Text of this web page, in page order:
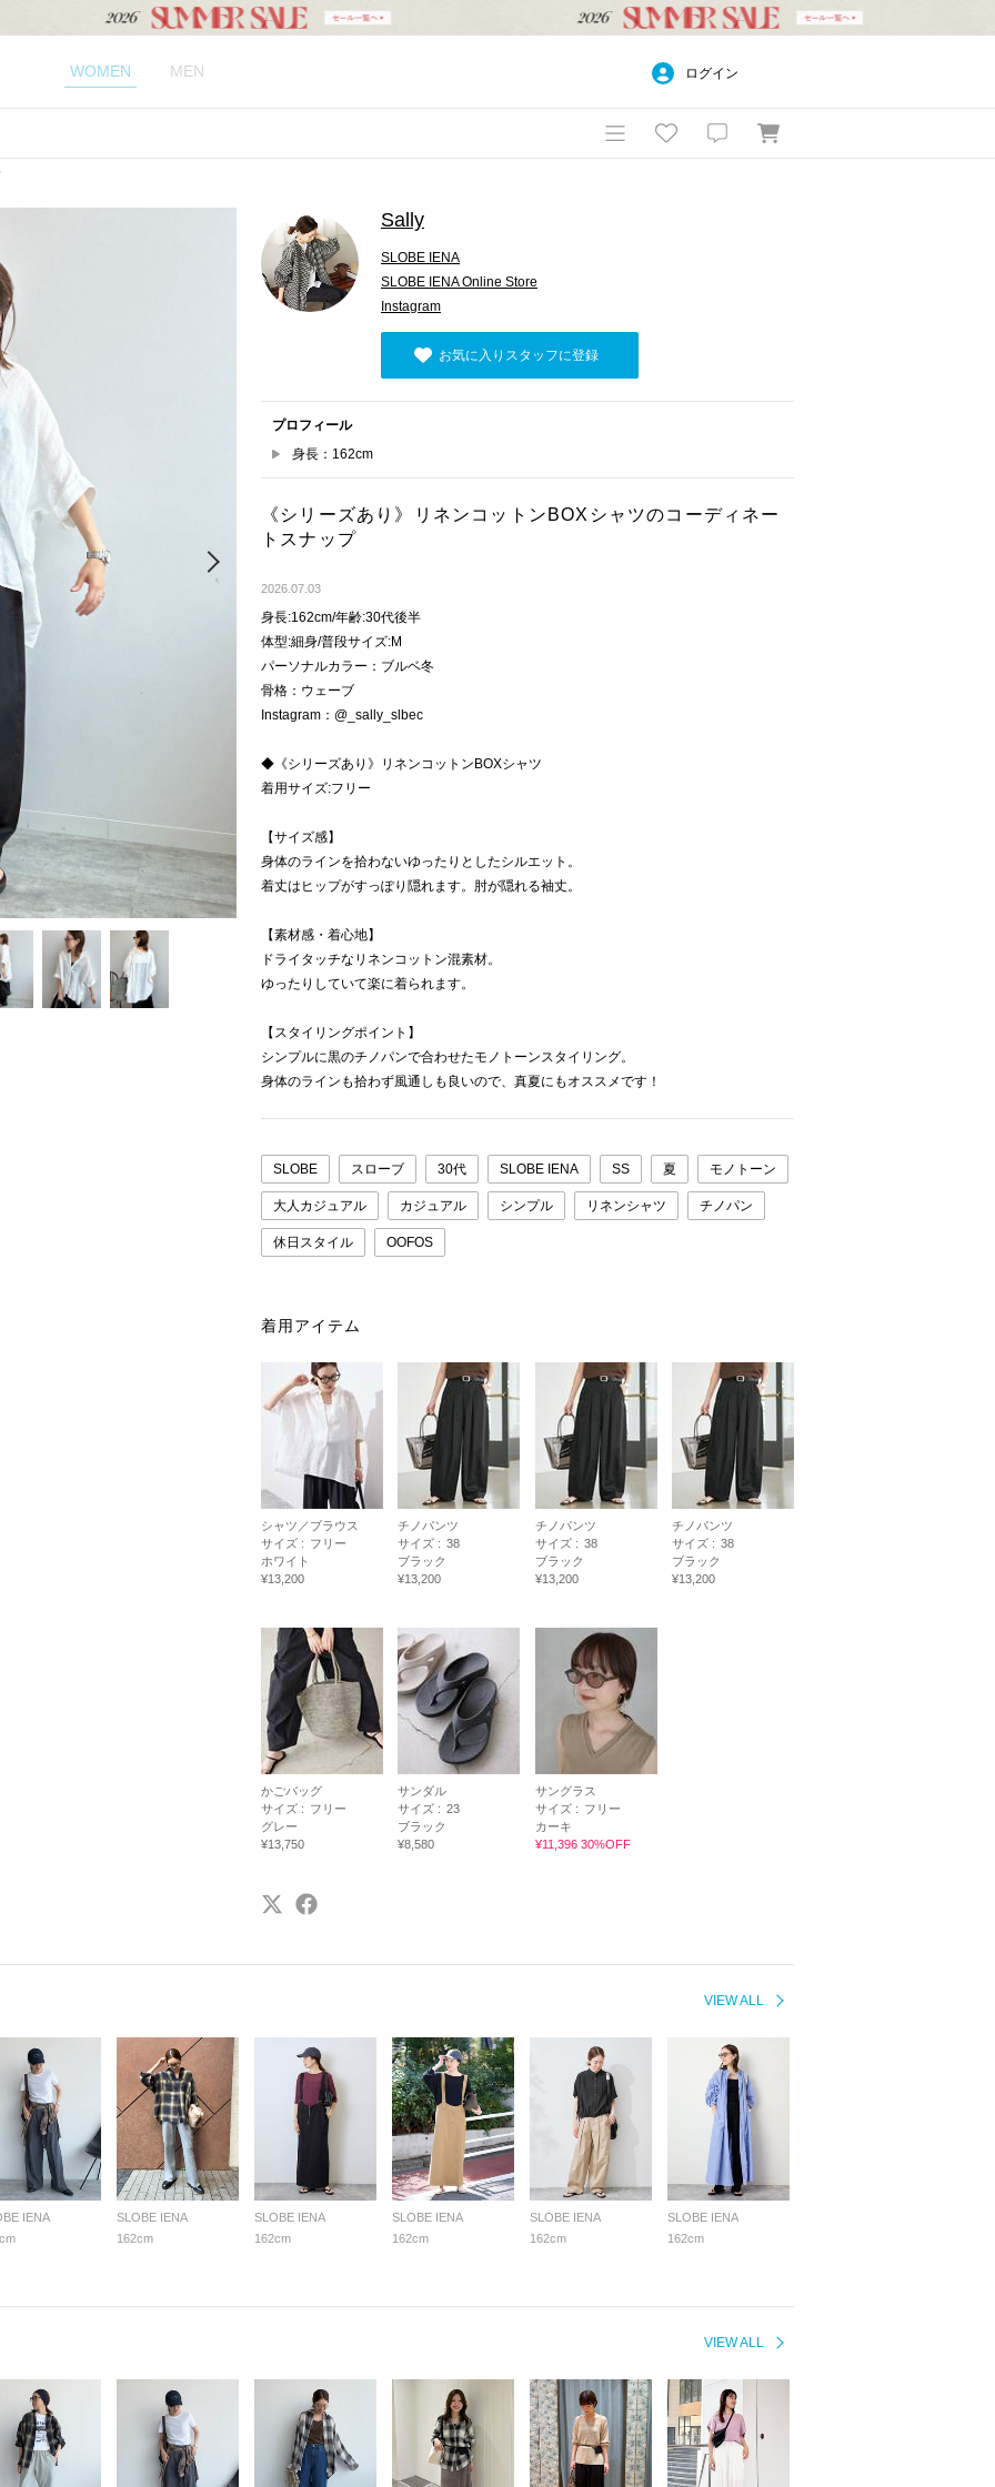
WOMEN MEN ログイン
Sally
SLOBE IENA
SLOBE IENA Online Store
Instagram
お気に入りスタッフに登録
プロフィール
身長：162cm
《シリーズあり》リネンコットンBOXシャツのコーディネー
トスナップ
2026.07.03
身長:162cm/年齢:30代後半
体型:細身/普段サイズ:M
パーソナルカラー：ブルベ冬
骨格：ウェーブ
Instagram：@_sally_slbec
◆《シリーズあり》リネンコットンBOXシャツ
着用サイズ:フリー
【サイズ感】
身体のラインを拾わないゆったりとしたシルエット。
着丈はヒップがすっぽり隠れます。肘が隠れる袖丈。
【素材感・着心地】
ドライタッチなリネンコットン混素材。
ゆったりしていて楽に着られます。
【スタイリングポイント】
シンプルに黒のチノパンで合わせたモノトーンスタイリング。
身体のラインも拾わず風通しも良いので、真夏にもオススメです！
SLOBE スローブ 30代 SLOBE IENA SS 夏 モノトーン
大人カジュアル カジュアル シンプル リネンシャツ チノパン
休日スタイル OOFOS
着用アイテム
シャツ／ブラウス
サイズ : フリー
ホワイト
¥13,200
チノパンツ
サイズ : 38
ブラック
¥13,200
チノパンツ
サイズ : 38
ブラック
¥13,200
チノパンツ
サイズ : 38
ブラック
¥13,200
かごバッグ
サイズ : フリー
グレー
¥13,750
サンダル
サイズ : 23
ブラック
¥8,580
サングラス
サイズ : フリー
カーキ
¥11,396 30%OFF
VIEW ALL
IENA
SLOBE IENA
162cm
SLOBE IENA
162cm
SLOBE IENA
162cm
SLOBE IENA
162cm
SLOBE IENA
162cm
VIEW ALL